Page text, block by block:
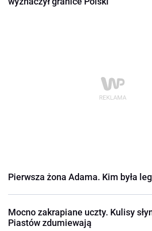
Pierwsza żona Adama. Kim była
Mocno zakrapiane uczty. Kulisy
Piastów zdumiewają